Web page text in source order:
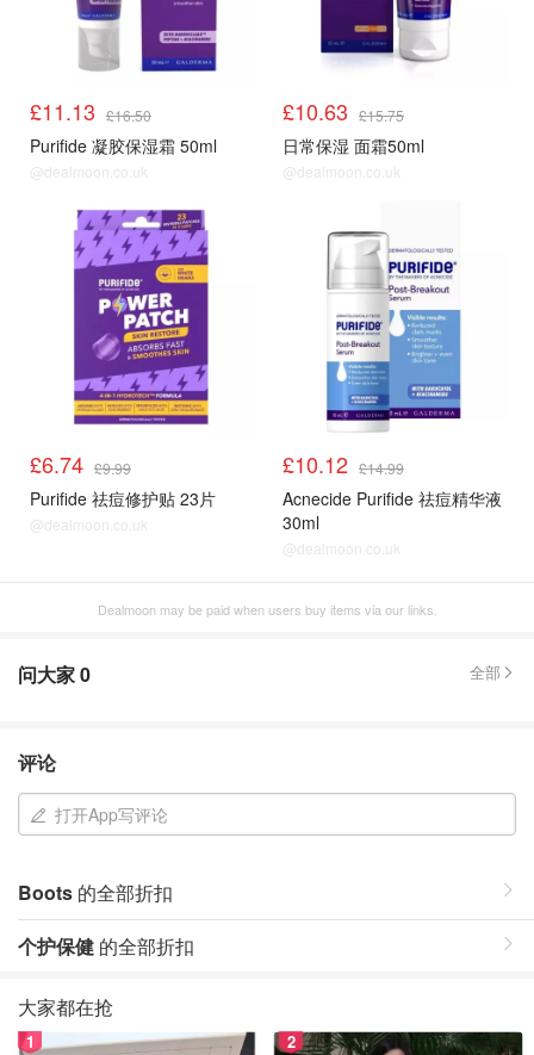
£11.13 £16.50
Purifide 凝胶保湿霜 50ml
@dealmoon.co.uk
£10.63 £15.75
日常保湿 面霜50ml
@dealmoon.co.uk
顺手买1件
£6.74 £9.99
Purifide 祛痘修护贴 23片
@dealmoon.co.uk
£10.12 £14.99
Acnecide Purifide 祛痘精华液
30ml
@dealmoon.co.uk
Dealmoon may be paid when users buy items via our links.
问大家0 全部
评论
打开App写评论
Boots 的全部折扣
个护保健 的全部折扣
大家都在抢
1 2